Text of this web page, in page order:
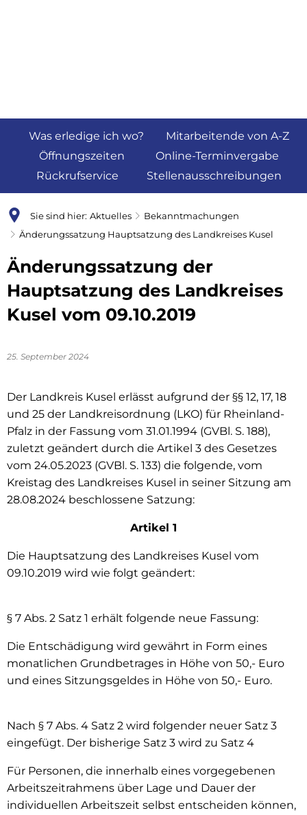
Was erledige ich wo?
Mitarbeitende von A-Z
Öffnungszeiten
Online-Terminvergabe
Rückrufservice
Stellenausschreibungen
Sie sind hier: Aktuelles
Bekanntmachungen
Änderungssatzung Hauptsatzung des Landkreises Kusel
Änderungssatzung der
Hauptsatzung des Landkreises
Kusel vom 09.10.2019
25. September 2024
Der Landkreis Kusel erlässt aufgrund der §§ 12, 17, 18
und 25 der Landkreisordnung (LKO) für Rheinland-
Pfalz in der Fassung vom 31.01.1994 (GVBl. S. 188),
zuletzt geändert durch die Artikel 3 des Gesetzes
vom 24.05.2023 (GVBl. S. 133) die folgende, vom
Kreistag des Landkreises Kusel in seiner Sitzung am
28.08.2024 beschlossene Satzung:
Artikel 1
Die Hauptsatzung des Landkreises Kusel vom
09.10.2019 wird wie folgt geändert:
§ 7 Abs. 2 Satz 1 erhält folgende neue Fassung:
Die Entschädigung wird gewährt in Form eines
monatlichen Grundbetrages in Höhe von 50,- Euro
und eines Sitzungsgeldes in Höhe von 50,- Euro.
Nach § 7 Abs. 4 Satz 2 wird folgender neuer Satz 3
eingefügt. Der bisherige Satz 3 wird zu Satz 4
Für Personen, die innerhalb eines vorgegebenen
Arbeitszeitrahmens über Lage und Dauer der
individuellen Arbeitszeit selbst entscheiden können,